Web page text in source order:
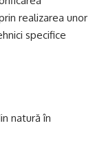
realizarea unor
specifice
natură în